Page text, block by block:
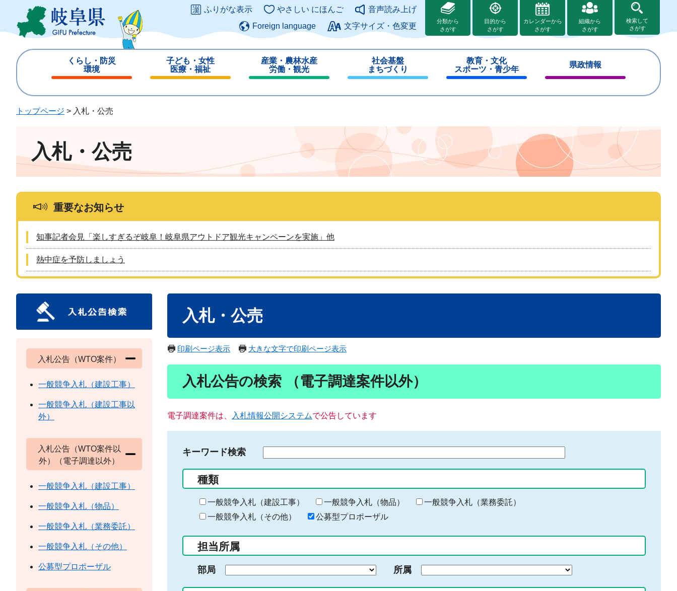
ジ
ュ
このページの本文へ
ふりがな表示 やさしい にほんご
音声読み上げ
Foreign language
文字サイズ・色変更
分類から
さがす
目的から
さがす
カレンダーから
さがす
組織から
さがす
検索して
さがす
くらし・防災
環境
じ
子ども・女性
医療・福祉
じ
産業・農林水産
労働・観光
じ
社会基盤
まちづくり
じ
教育・文化
スポーツ・青少年
じ
県政情報
じ
トップページ > 入札・公売
入札・公売
重要なお知らせ
知事記者会見「楽しすぎるぞ岐阜！岐阜県アウトドア観光キャンペーンを実施」他
熱中症を予防しましょう
入札・公売
印刷ページ表示 大きな文字で印刷ページ表示
入札公告の検索 （電子調達案件以外）
電子調達案件は、 入札情報公開システムで公告しています
キーワード検索
る
キ
ー
ー
入
力
種類
一般競争入札（建設工事） 一般競争入札（物品）
一般競争入札（業務委託）
一般競争入札（その他）
公募型プロポーザル
担当所属
部局 所属
入札公告（WTO案件）
一般競争入札（建設工事）
一般競争入札（建設工事以
外）
入札公告（WTO案件以
外）（電子調達以外）
一般競争入札（建設工事）
一般競争入札（物品）
一般競争入札（業務委託）
一般競争入札（その他）
公募型プロポーザル